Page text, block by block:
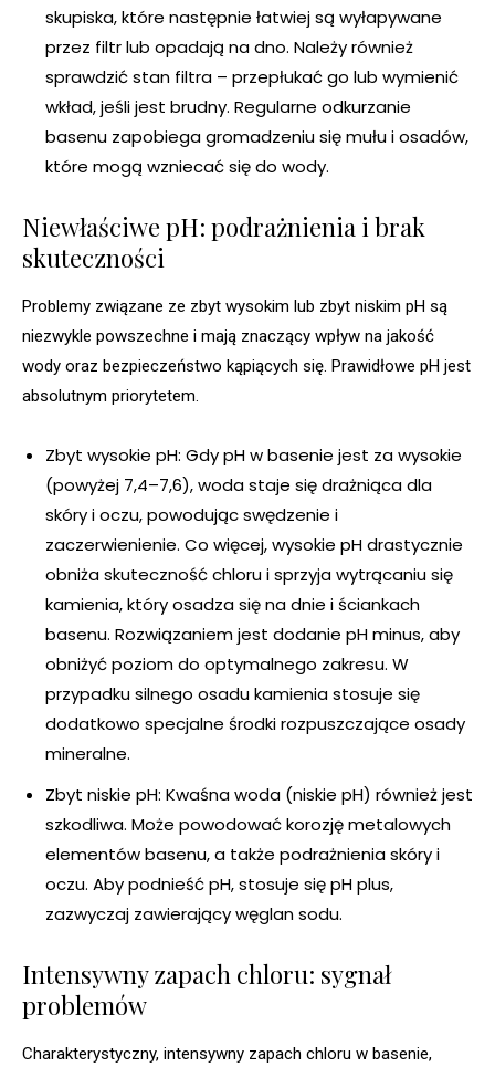
skupiska, które następnie łatwiej są wyłapywane
przez filtr lub opadają na dno. Należy również
sprawdzić stan filtra – przepłukać go lub wymienić
wkład, jeśli jest brudny. Regularne odkurzanie
basenu zapobiega gromadzeniu się mułu i osadów,
które mogą wzniecać się do wody.
Niewłaściwe pH: podrażnienia i brak
skuteczności
Problemy związane ze zbyt wysokim lub zbyt niskim pH są
niezwykle powszechne i mają znaczący wpływ na jakość
wody oraz bezpieczeństwo kąpiących się. Prawidłowe pH jest
absolutnym priorytetem.
Zbyt wysokie pH: Gdy pH w basenie jest za wysokie
(powyżej 7,4–7,6), woda staje się drażniąca dla
skóry i oczu, powodując swędzenie i
zaczerwienienie. Co więcej, wysokie pH drastycznie
obniża skuteczność chloru i sprzyja wytrącaniu się
kamienia, który osadza się na dnie i ściankach
basenu. Rozwiązaniem jest dodanie pH minus, aby
obniżyć poziom do optymalnego zakresu. W
przypadku silnego osadu kamienia stosuje się
dodatkowo specjalne środki rozpuszczające osady
mineralne.
Zbyt niskie pH: Kwaśna woda (niskie pH) również jest
szkodliwa. Może powodować korozję metalowych
elementów basenu, a także podrażnienia skóry i
oczu. Aby podnieść pH, stosuje się pH plus,
zazwyczaj zawierający węglan sodu.
Intensywny zapach chloru: sygnał
problemów
Charakterystyczny, intensywny zapach chloru w basenie,